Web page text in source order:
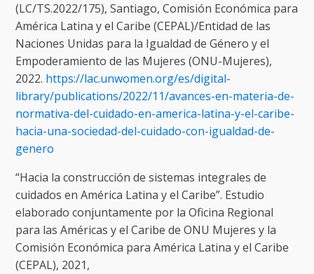
(LC/TS.2022/175), Santiago, Comisión Económica para
América Latina y el Caribe (CEPAL)/Entidad de las
Naciones Unidas para la Igualdad de Género y el
Empoderamiento de las Mujeres (ONU-Mujeres),
2022. https://lac.unwomen.org/es/digital-
library/publications/2022/11/avances-en-materia-de-
normativa-del-cuidado-en-america-latina-y-el-caribe-
hacia-una-sociedad-del-cuidado-con-igualdad-de-
genero
“Hacia la construcción de sistemas integrales de
cuidados en América Latina y el Caribe”. Estudio
elaborado conjuntamente por la Oficina Regional
para las Américas y el Caribe de ONU Mujeres y la
Comisión Económica para América Latina y el Caribe
(CEPAL), 2021,